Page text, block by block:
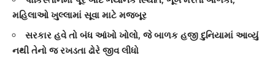
મહિલાઓ ખુલ્લામાં સૂવા માટે મજબૂર
સરકાર હવે તો બંધ આંખો ખોલો, જે બાળક હજી દુનિયામાં આવ્યું
નથી તેનો જ રખડતા ઢોરે જીવ લીધો